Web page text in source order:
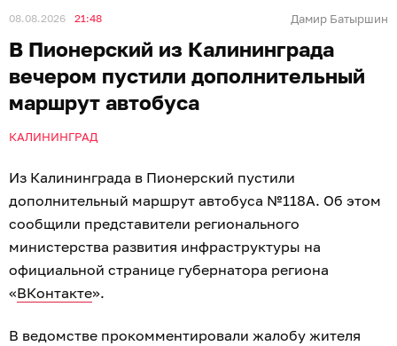
08.08.2026 21:48 Дамир Батыршин
В Пионерский из Калининграда
вечером пустили дополнительный
маршрут автобуса
КАЛИНИНГРАД
Из Калининграда в Пионерский пустили
дополнительный маршрут автобуса №118А. Об этом
сообщили представители регионального
министерства развития инфраструктуры на
официальной странице губернатора региона
«ВКонтакте».
В ведомстве прокомментировали жалобу жителя